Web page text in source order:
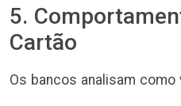
5.
Cartão
Os bancos analisam